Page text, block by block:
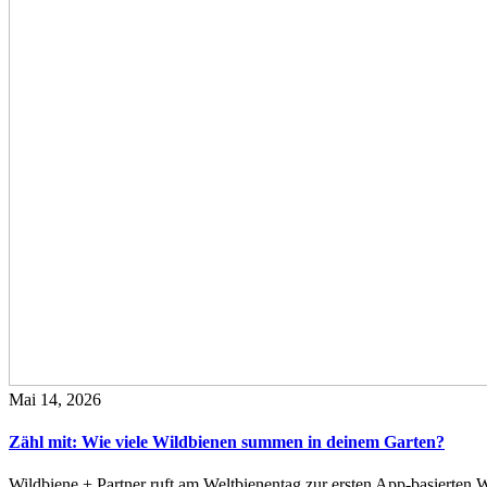
Mai 14, 2026
Zähl mit: Wie viele Wildbienen summen in deinem Garten?